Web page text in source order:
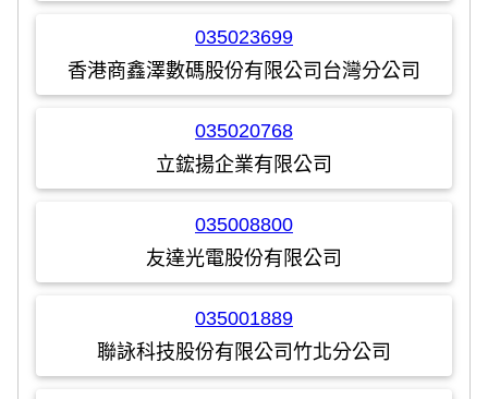
035023699
香港商鑫澤數碼股份有限公司台灣分公司
035020768
立鋐揚企業有限公司
035008800
友達光電股份有限公司
035001889
聯詠科技股份有限公司竹北分公司